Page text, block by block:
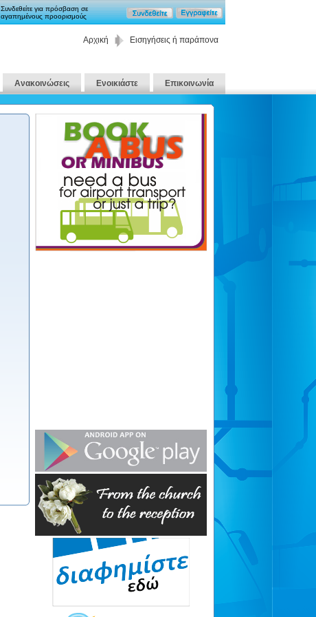
Συνδεθείτε για πρόσβαση σε
αγαπημένους προορισμούς
Αρχική Εισηγήσεις ή παράπονα
Ανακοινώσεις Ενοικιάστε Επικοινωνία